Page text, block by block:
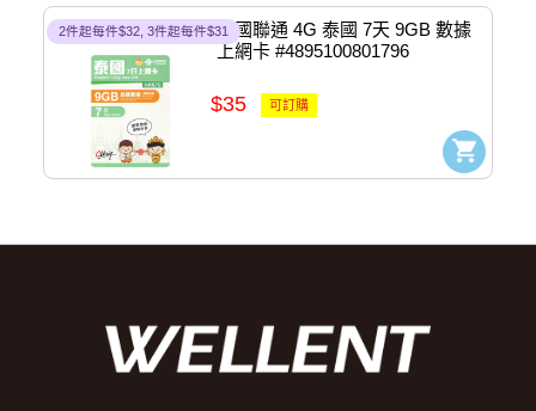
2件起每件$32, 3件起每件$31中國聯通 4G 泰國 7天 9GB 數據
上網卡 #4895100801796
$35 可訂購